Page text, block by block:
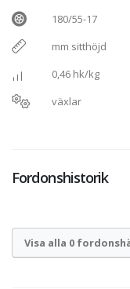
180/55-17
mm sitthöjd
0,46 hk/kg
växlar
Fordonshistorik
Visa alla 0